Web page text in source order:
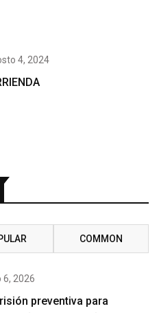
4, 2024
COMMON
6, 2026
preventiva para